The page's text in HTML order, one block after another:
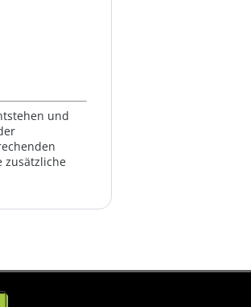
und
zusätzliche